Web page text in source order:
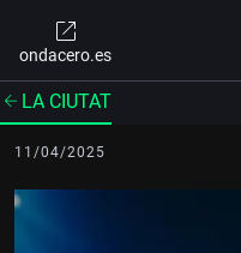
ondacero.es
LA CIUTAT
11/04/2025